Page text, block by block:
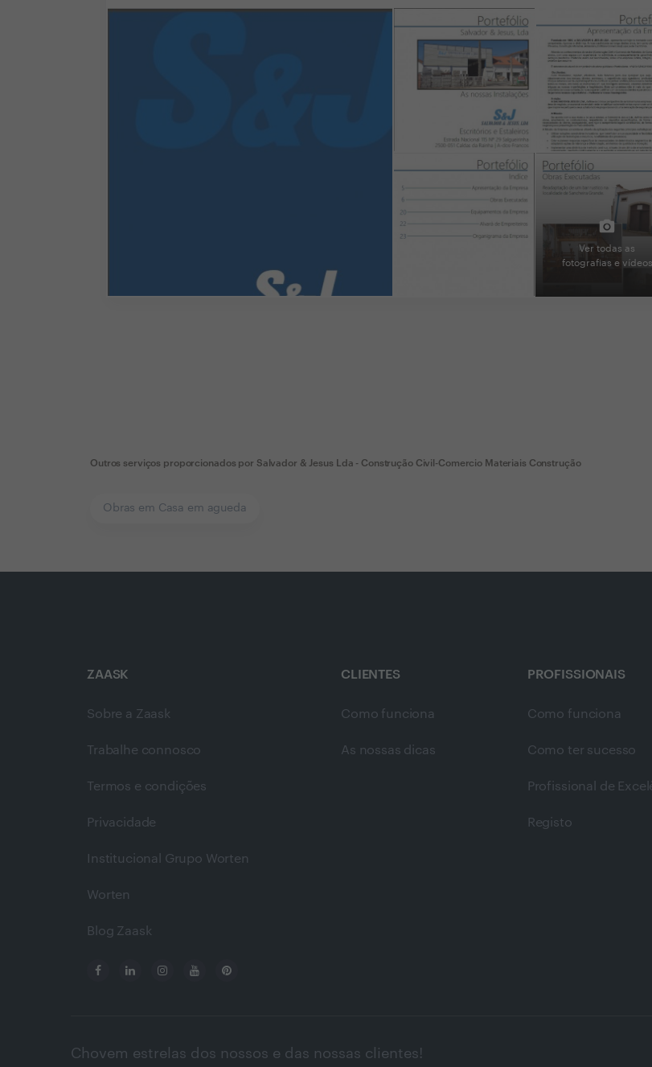
Ver todas as
fotografias e vídeos
Outros serviços proporcionados por Salvador & Jesus Lda - Construção Civil-Comercio Materiais Construção
Obras em Casa em agueda
ZAASK
Sobre a Zaask
Trabalhe connosco
Termos e condições
Privacidade
Institucional Grupo Worten
Worten
Blog Zaask
CLIENTES
Como funciona
As nossas dicas
PROFISSIONAIS
Como funciona
Como ter sucesso
Profissional de
Registo
Chovem estrelas dos nossos e das nossas clientes!